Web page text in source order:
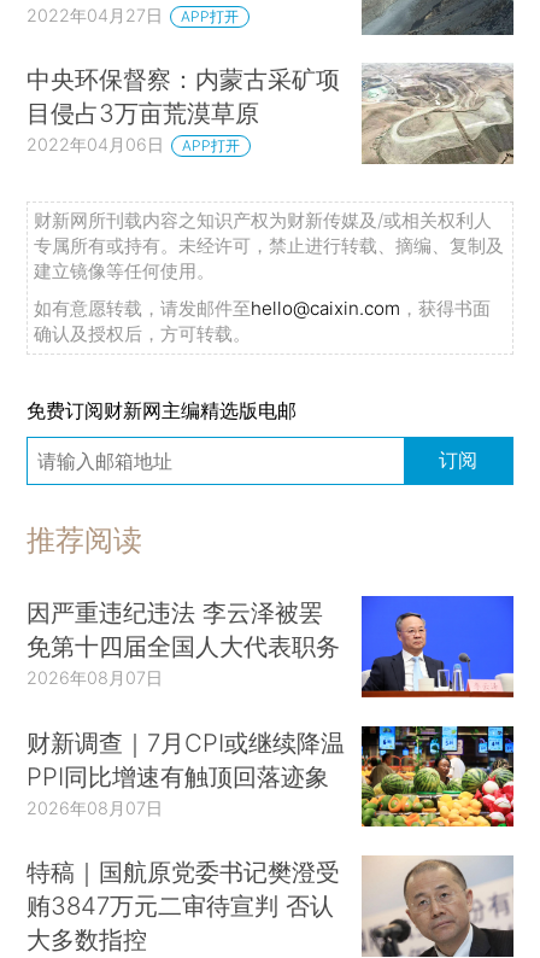
2022年04月27日 APP打开
中央环保督察：内蒙古采矿项
目侵占3万亩荒漠草原
2022年04月06日 APP打开
财新网所刊载内容之知识产权为财新传媒及/或相关权利人
专属所有或持有。未经许可，禁止进行转载、摘编、复制及
建立镜像等任何使用。
如有意愿转载，请发邮件至hello@caixin.com ，获得书面
确认及授权后，方可转载。
免费订阅财新网主编精选版电邮
订阅
推荐阅读
因严重违纪违法 李云泽被罢
免第十四届全国人大代表职务
2026年08月07日
财新调查｜7月CPI或继续降温
PPI同比增速有触顶回落迹象
2026年08月07日
特稿｜国航原党委书记樊澄受
贿3847万元二审待宣判 否认
大多数指控